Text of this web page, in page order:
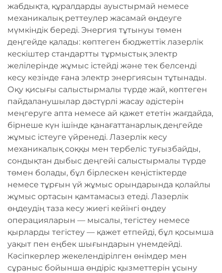
жабдықта, құралдарды ауыстырмай немесе
механикалық реттеулер жасамай өңдеуге
мүмкіндік береді. Энергия тұтынуы төмен
деңгейде қалады: көптеген бюджеттік лазерлік
кескіштер стандартты тұрмыстық электр
желілерінде жұмыс істейді және тек белсенді
кесу кезінде ғана электр энергиясын тұтынады.
Оқу қисығы салыстырмалы түрде жай, көптеген
пайдаланушылар дәстүрлі жасау әдістерін
меңгеруге апта немесе ай қажет ететін жағдайда,
бірнеше күн ішінде қанағаттанарлық деңгейде
жұмыс істеуге үйренеді. Лазерлік кесу
механикалық соққы мен тербеліс туғызбайды,
сондықтан дыбыс деңгейі салыстырмалы түрде
төмен болады, бұл бірлескен кеңістіктерде
немесе тұрғын үй жұмыс орындарында қолайлы
жұмыс ортасын қамтамасыз етеді. Лазерлік
өңдеудің таза кесу жиегі кейінгі өңдеу
операцияларын — мысалы, тегістеу немесе
қырларды тегістеу — қажет етпейді, бұл қосымша
уақыт пен еңбек шығындарын үнемдейді.
Кәсіпкерлер жекелендірілген өнімдер мен
сұраныс бойынша өндіріс қызметтерін ұсыну